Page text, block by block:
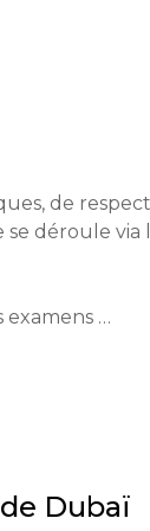
chez les
de
déroule via
examens
Dubaï